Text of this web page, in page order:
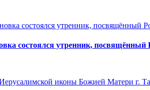
состоялся утренник,